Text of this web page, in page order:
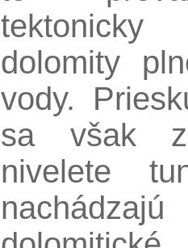
dolomity
vody.
sa však
nivelete